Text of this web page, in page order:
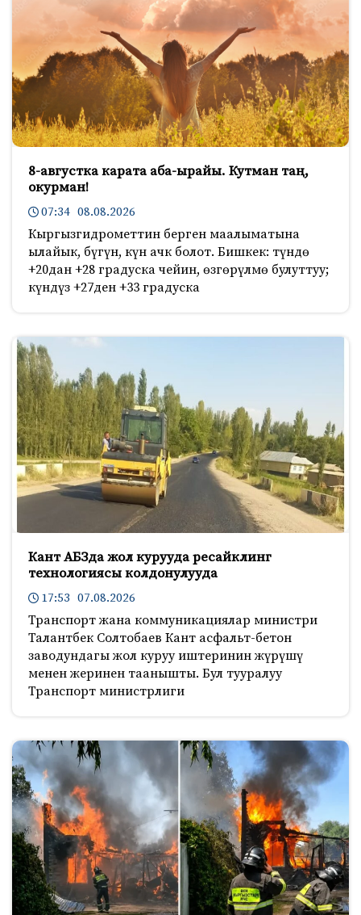
8-августка карата аба-ырайы. Кутман таң,
окурман!
07:34 08.08.2026
Кыргызгидрометтин берген маалыматына
ылайык, бүгүн, күн ачк болот. Бишкек: түндө
+20дан +28 градуска чейин, өзгөрүлмө булуттуу;
күндүз +27ден +33 градуска
Кант АБЗда жол курууда ресайклинг
технологиясы колдонулууда
17:53 07.08.2026
Транспорт жана коммуникациялар министри
Талантбек Солтобаев Кант асфальт-бетон
заводундагы жол куруу иштеринин жүрүшү
менен жеринен таанышты. Бул тууралуу
Транспорт министрлиги